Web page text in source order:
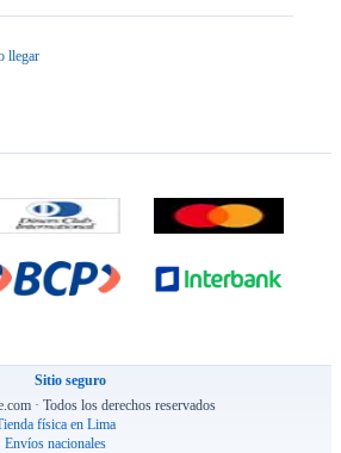
llegar
Sitio seguro
· Todos los derechos reservados
física en Lima
Envíos nacionales